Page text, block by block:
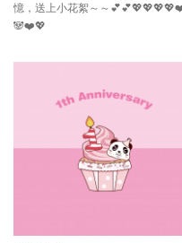
憶，送上小花絮～～
🐼❤️💖